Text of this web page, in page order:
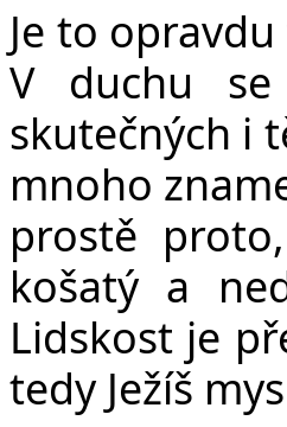
Je to
V duchu
skutečných i
mnoho
prostě
košatý a
Lidskost je
tedy Ježíš